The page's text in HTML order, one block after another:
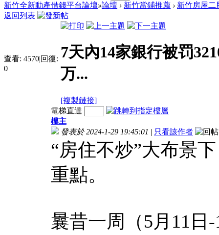
新竹全新動產借錢平台論壇»論壇 › 新竹當鋪推薦 › 新竹房屋二
返回列表
查看: 4570|回復:
0
7天內14家銀行被罚
万...
[複製鏈接]
電梯直達
樓主
發表於 2024-1-29 19:45:01 | 只看該作者
“房住不炒”大布景
重點。
曩昔一周（5月11日